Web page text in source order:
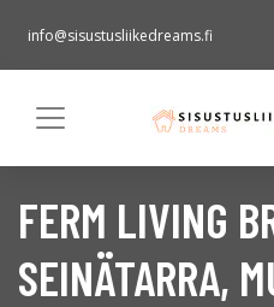
info@sisustusliikedreams.fi
FERM LIVING
SEINÄTARRA,